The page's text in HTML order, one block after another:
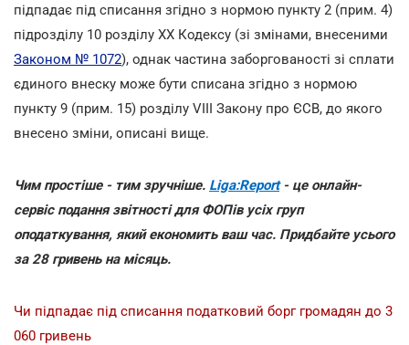
підпадає під списання згідно з нормою пункту 2 (прим. 4)
підрозділу 10 розділу ХХ Кодексу (зі змінами, внесеними
Законом № 1072), однак частина заборгованості зі сплати
єдиного внеску може бути списана згідно з нормою
пункту 9 (прим. 15) розділу VІІІ Закону про ЄСВ, до якого
внесено зміни, описані вище.
Чим простіше - тим зручніше. Liga:Report- це онлайн-
сервіс подання звітності для ФОПів усіх груп
оподаткування, який економить ваш час. Придбайте усього
за 28 гривень на місяць.
Чи підпадає під списання податковий борг громадян до 3
060 гривень